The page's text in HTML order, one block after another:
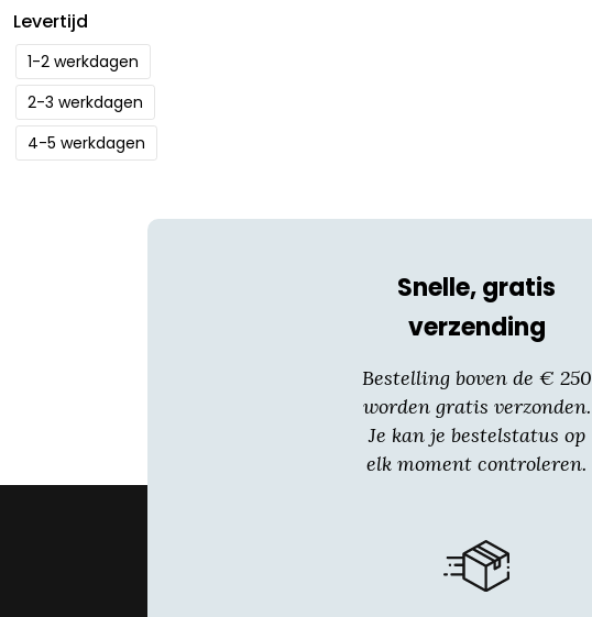
Levertijd
1-2 werkdagen
2-3 werkdagen
4-5 werkdagen
Snelle, gratis
verzending
Bestelling boven de € 250
worden gratis verzonden.
Je kan je bestelstatus op
elk moment controleren.